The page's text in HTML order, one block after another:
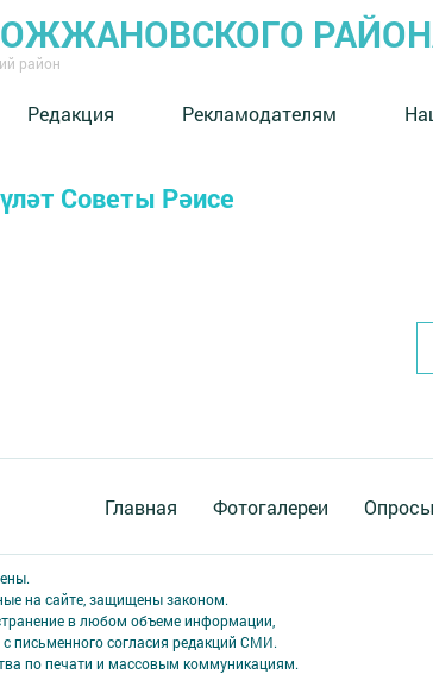
район
Редакция Рекламодателям
Советы Рәисе
Главная Фотогалереи Опросы
на сайте, защищены законом.
в любом объеме информации,
письменного согласия редакций СМИ.
по печати и массовым коммуникациям.